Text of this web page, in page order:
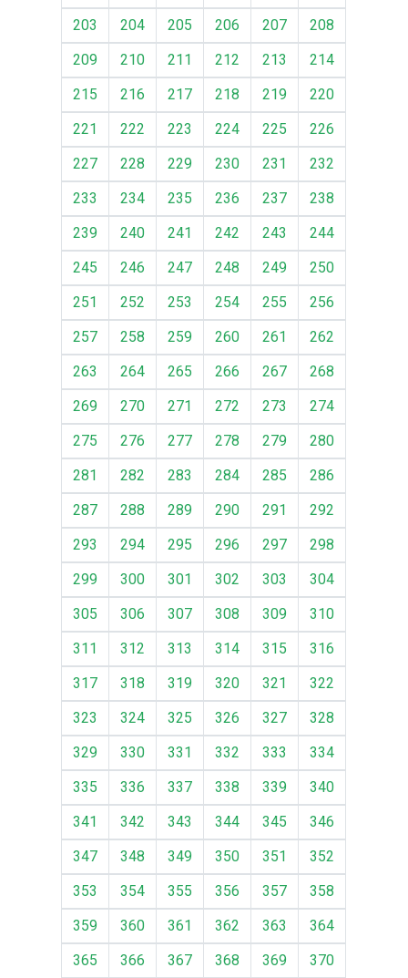
203
204 205 206 207
208
209
210 211 212 213
214
215
216 217 218 219
220
221
222 223 224 225
226
227
228 229 230 231
232
233
234 235 236 237
238
239
240 241 242 243
244
245
246 247 248 249
250
251
252 253 254 255
256
257
258 259 260 261
262
263
264 265 266 267
268
269
270 271 272 273
274
275
276 277 278 279
280
281
282 283 284 285
286
287
288 289 290 291
292
293
294 295 296 297
298
299
300 301 302 303
304
305
306 307 308 309
310
311
312 313 314 315
316
317
318 319 320 321
322
323
324 325 326 327
328
329
330 331 332 333
334
335
336 337 338 339
340
341
342 343 344 345
346
347
348 349 350 351
352
353
354 355 356 357
358
359
360 361 362 363
364
365
366 367 368 369 370